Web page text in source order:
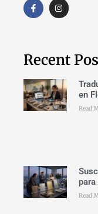
Recent
en
Read
para
Read